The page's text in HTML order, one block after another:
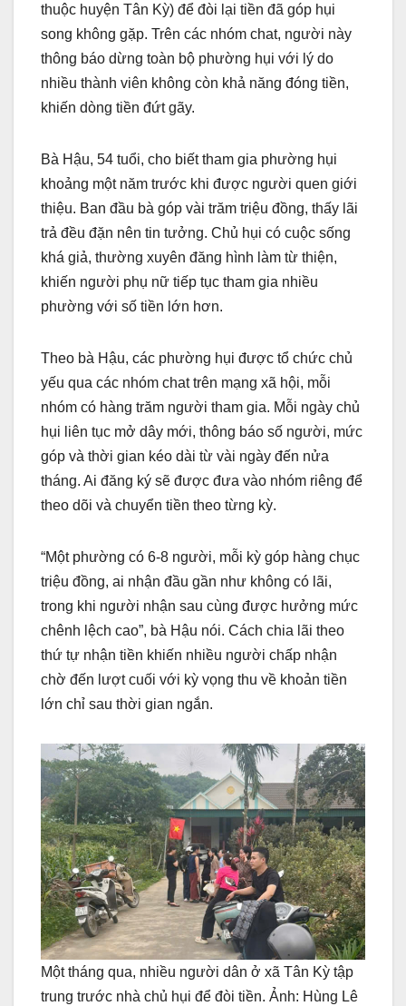
thuộc huyện Tân Kỳ) để đòi lại tiền đã góp hụi
song không gặp. Trên các nhóm chat, người này
thông báo dừng toàn bộ phường hụi với lý do
nhiều thành viên không còn khả năng đóng tiền,
khiến dòng tiền đứt gãy.
Bà Hậu, 54 tuổi, cho biết tham gia phường hụi
khoảng một năm trước khi được người quen giới
thiệu. Ban đầu bà góp vài trăm triệu đồng, thấy lãi
trả đều đặn nên tin tưởng. Chủ hụi có cuộc sống
khá giả, thường xuyên đăng hình làm từ thiện,
khiến người phụ nữ tiếp tục tham gia nhiều
phường với số tiền lớn hơn.
Theo bà Hậu, các phường hụi được tổ chức chủ
yếu qua các nhóm chat trên mạng xã hội, mỗi
nhóm có hàng trăm người tham gia. Mỗi ngày chủ
hụi liên tục mở dây mới, thông báo số người, mức
góp và thời gian kéo dài từ vài ngày đến nửa
tháng. Ai đăng ký sẽ được đưa vào nhóm riêng để
theo dõi và chuyển tiền theo từng kỳ.
“Một phường có 6-8 người, mỗi kỳ góp hàng chục
triệu đồng, ai nhận đầu gần như không có lãi,
trong khi người nhận sau cùng được hưởng mức
chênh lệch cao”, bà Hậu nói. Cách chia lãi theo
thứ tự nhận tiền khiến nhiều người chấp nhận
chờ đến lượt cuối với kỳ vọng thu về khoản tiền
lớn chỉ sau thời gian ngắn.
Một tháng qua, nhiều người dân ở xã Tân Kỳ tập
trung trước nhà chủ hụi để đòi tiền. Ảnh: Hùng Lê